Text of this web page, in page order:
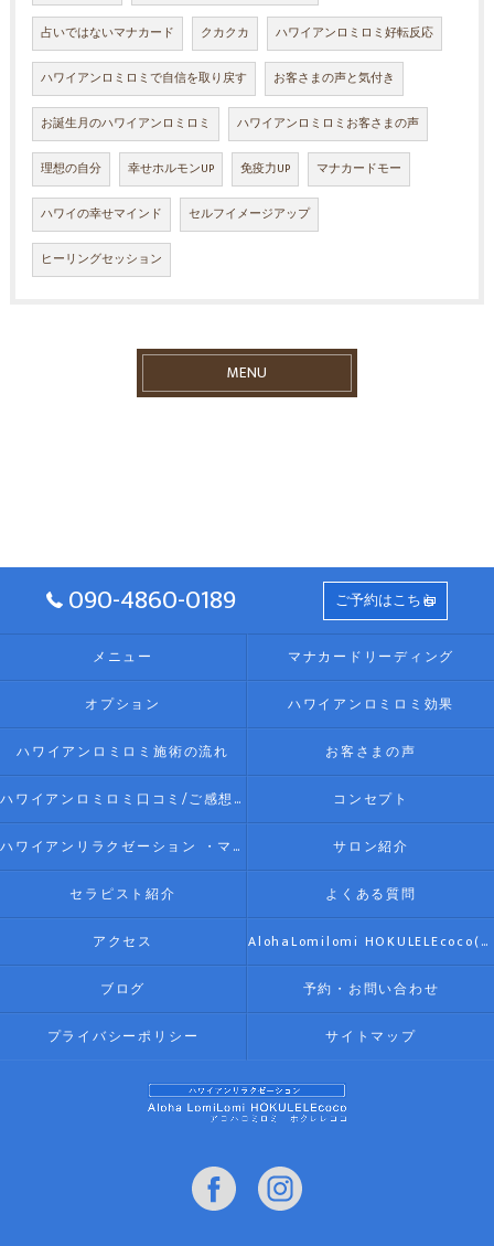
占いではないマナカード クカクカ ハワイアンロミロミ好転反応
ハワイアンロミロミで自信を取り戻す お客さまの声と気付き
お誕生月のハワイアンロミロミ ハワイアンロミロミお客さまの声
理想の自分 幸せホルモンUP 免疫力UP マナカードモー
ハワイの幸せマインド セルフイメージアップ
ヒーリングセッション
MENU
090-4860-0189 ご予約はこちら
メニュー マナカードリーディング
オプション ハワイアンロミロミ効果
ハワイアンロミロミ施術の流れ お客さまの声
ハワイアンロミロミ口コミ/ご感想(伊勢リラク/リラクゼーション) コンセプト
ハワイアンリラクゼーション ・マッサージ AlohaLomilomi HOKULELEcoco(アロハロミロミ ホクレレココ)☆彡について サロン紹介
セラピスト紹介 よくある質問
アクセス AlohaLomilomi HOKULELEcoco(アロハロミロミ ホクレレココ)☆彡
ブログ 予約・お問い合わせ
プライバシーポリシー サイトマップ